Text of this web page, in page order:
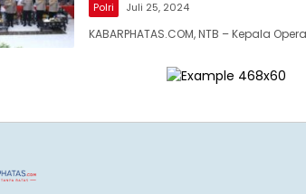
Polri Juli 25, 2024
KABARPHATAS.COM, NTB – Kepala